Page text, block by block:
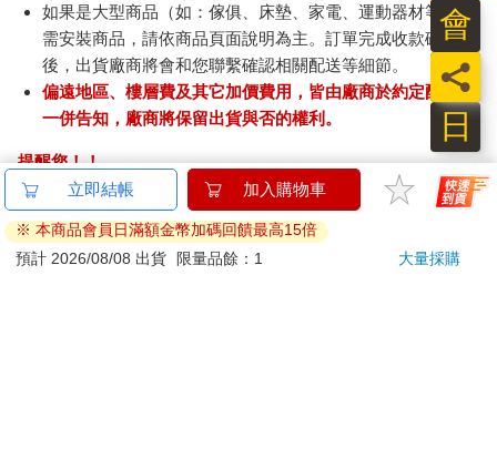
如果是大型商品（如：傢俱、床墊、家電、運動器材等）及
需安裝商品，請依商品頁面說明為主。訂單完成收款確認
後，出貨廠商將會和您聯繫確認相關配送等細節。
偏遠地區、樓層費及其它加價費用，皆由廠商於約定配送時
一併告知，廠商將保留出貨與否的權利。
提醒您！！
金石堂及銀行均不會請您操作ATM! 如接獲電話要求您前往
ATM提款機，請不要聽從指示，以免受騙上當！
退換貨須知：
立即結帳 加入購物車
※ 本商品會員日滿額金幣加碼回饋最高15倍
預計 2026/08/08 出貨
限量品餘：1 大量採購
日
員
會